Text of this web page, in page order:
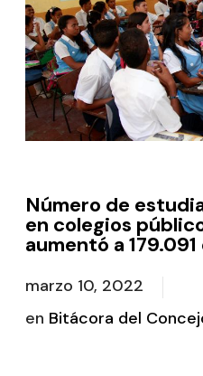
Número de
en colegios
aumentó a 179.091
marzo 10, 2022
en Bitácora del